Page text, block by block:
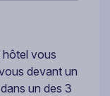
vous
devant un
un des 3